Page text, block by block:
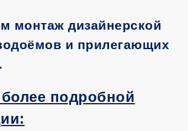
монтаж дизайнерской
и прилегающих
подробной